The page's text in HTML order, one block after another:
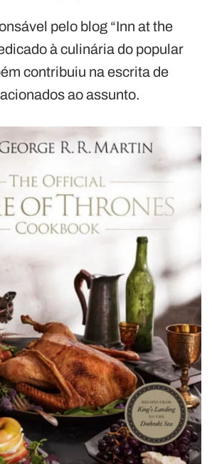
pelo blog “Inn at the
à culinária do popular
contribuiu na escrita de
ao assunto.